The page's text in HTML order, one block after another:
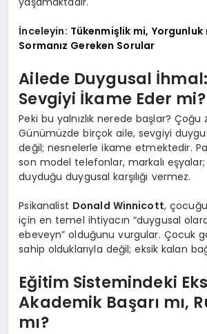
İnceleyin: Tükenmişlik mi, Yorgunluk
Sormanız Gereken Sorular
Ailede Duygusal
Sevgiyi İkame Eder mi?
Peki bu yalnızlık nerede başlar?
Günümüzde birçok aile, sevgiyi
değil; nesnelerle ikame etmektedir.
son model telefonlar, markalı
duyduğu duygusal karşılığı vermez.
Psikanalist Donald Winnicott,
için en temel ihtiyacın “duygusal
ebeveyn” olduğunu vurgular. Çocuk
sahip olduklarıyla değil; eksik kalan
Eğitim Sistemindeki
Akademik Başarı mı,
mı?